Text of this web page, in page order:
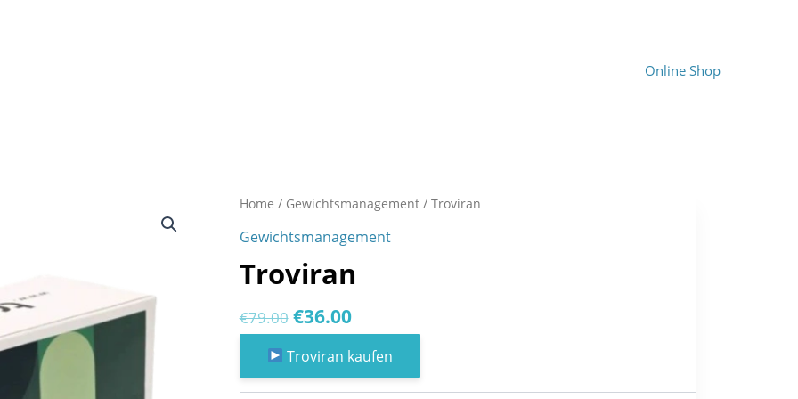
Online Shop
Home / Gewichtsmanagement/ Troviran
Gewichtsmanagement
Troviran
€79.00 Original
was:
€36.00Current
price
is:
Troviran kaufen